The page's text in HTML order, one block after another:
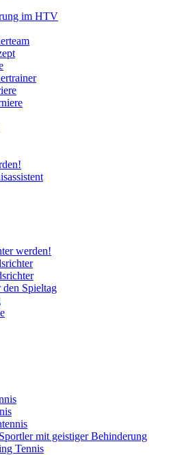
im HTV
werden!
Spieltag
mit geistiger Behinderung
Tennis